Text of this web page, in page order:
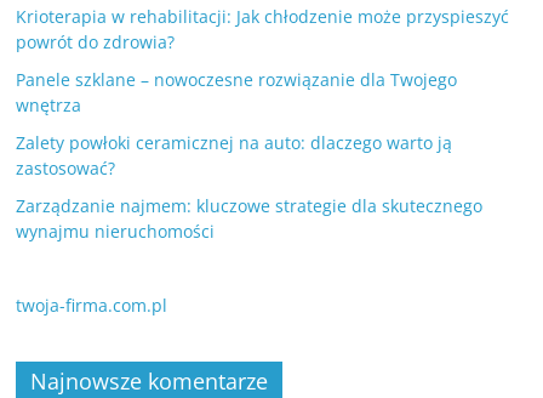
Krioterapia w rehabilitacji: Jak chłodzenie może przyspieszyć
powrót do zdrowia?
Panele szklane – nowoczesne rozwiązanie dla Twojego
wnętrza
Zalety powłoki ceramicznej na auto: dlaczego warto ją
zastosować?
Zarządzanie najmem: kluczowe strategie dla skutecznego
wynajmu nieruchomości
twoja-firma.com.pl
Najnowsze komentarze